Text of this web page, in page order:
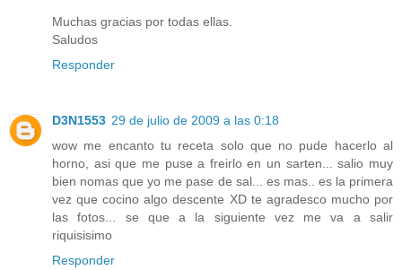
Muchas gracias por todas ellas.
Saludos
Responder
D3N1553 29 de julio de 2009 a las 0:18
wow me encanto tu receta solo que no pude hacerlo al
horno, asi que me puse a freirlo en un sarten... salio muy
bien nomas que yo me pase de sal... es mas.. es la primera
vez que cocino algo descente XD te agradesco mucho por
las fotos... se que a la siguiente vez me va a salir
riquisisimo
Responder